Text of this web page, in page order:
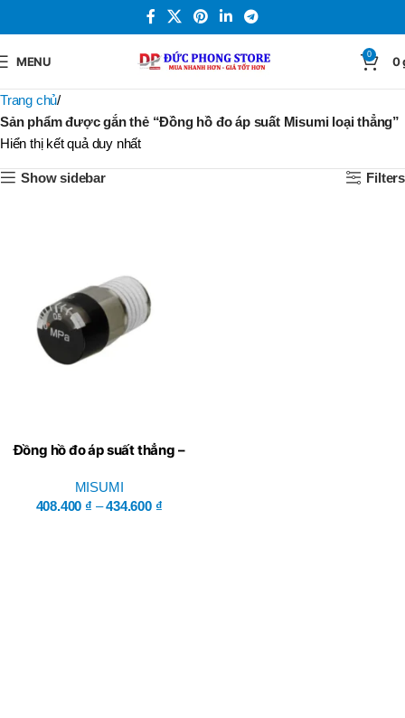
MENU 0 0
Trang chủ
Sản phẩm được gắn thẻ “Đồng hồ đo áp suất Misumi loại thẳng”
Hiển thị kết quả duy nhất
Show sidebar Filters
Đồng hồ đo áp suất thẳng –
MISUMI
408.400 ₫ – 434.600 ₫